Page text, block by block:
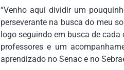
“Venho aqui dividir um
perseverante na busca do meu
logo seguindo em busca de
professores e um
aprendizado no Senac e no